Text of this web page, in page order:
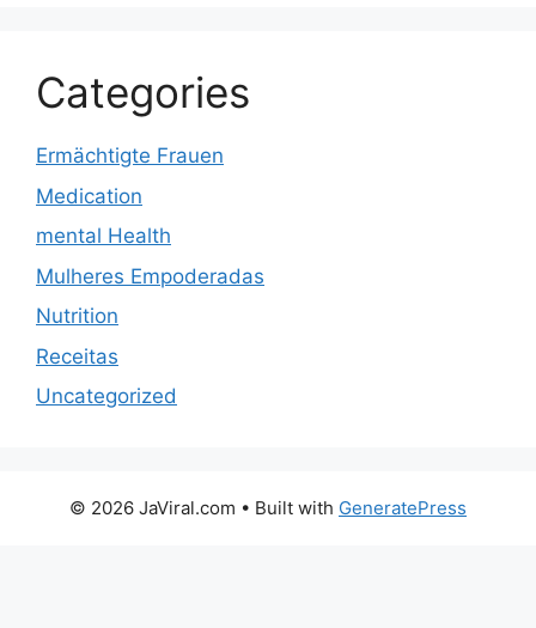
Categories
Ermächtigte Frauen
Medication
mental Health
Mulheres Empoderadas
Nutrition
Receitas
Uncategorized
© 2026 JaViral.com • Built with GeneratePress